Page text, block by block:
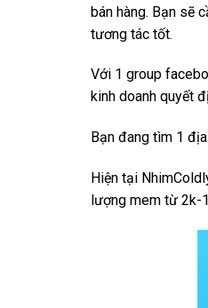
bán hàng. Bạn sẽ
tương tác tốt.
Với 1 group
kinh doanh quyết
Bạn đang tìm 1
Hiện tại
lượng mem từ 2k-